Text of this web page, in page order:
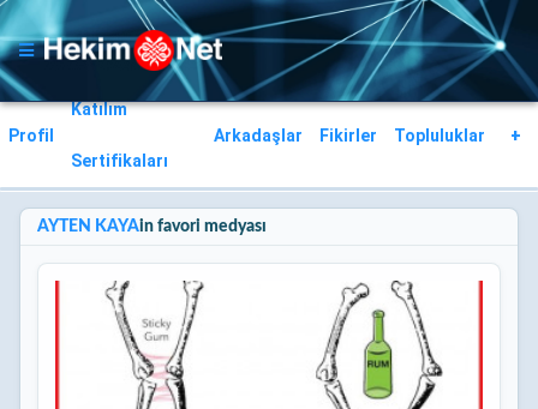
Profil
Katılım
Sertifikaları
Arkadaşlar Fikirler Topluluklar +
AYTEN KAYAin favori medyası